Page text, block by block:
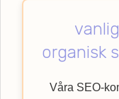
med att
genom att
inom SEO.
förbättra din
organisk
Våra SEO-